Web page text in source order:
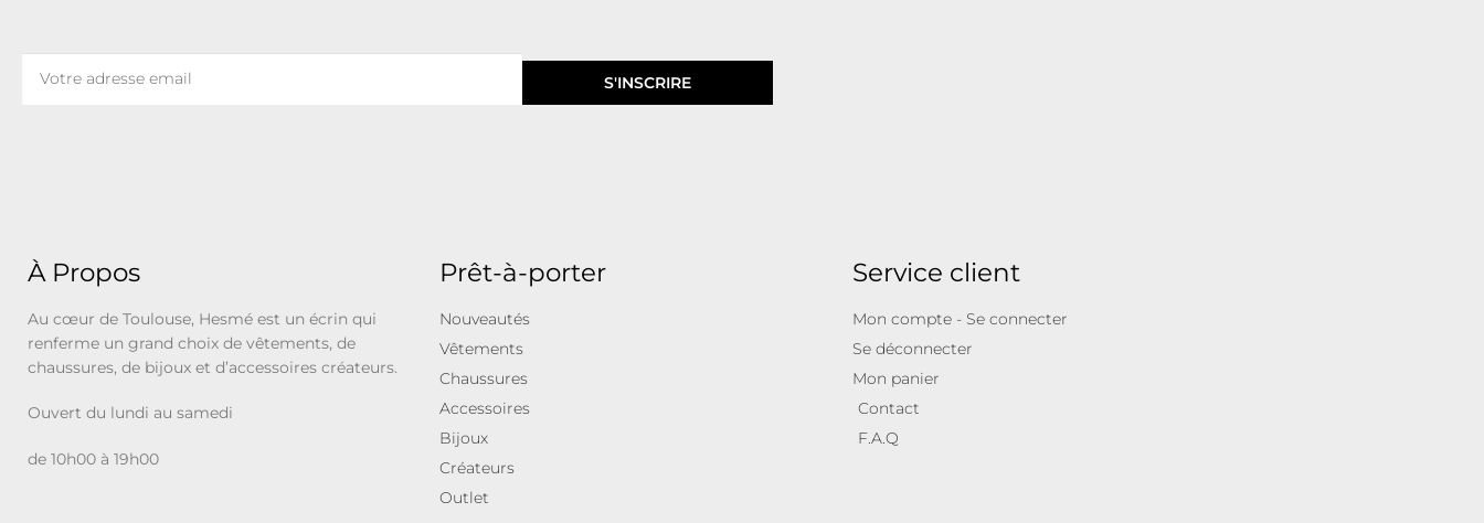
S'INSCRIRE
À Propos
Au cœur de Toulouse, Hesmé est un écrin qui
renferme un grand choix de vêtements, de
chaussures, de bijoux et d’accessoires créateurs.
Ouvert du lundi au samedi
de 10h00 à 19h00
Prêt-à-porter
Nouveautés
Vêtements
Chaussures
Accessoires
Bijoux
Créateurs
Outlet
Service client
Mon compte - Se connecter
Se déconnecter
Mon panier
Contact
F.A.Q